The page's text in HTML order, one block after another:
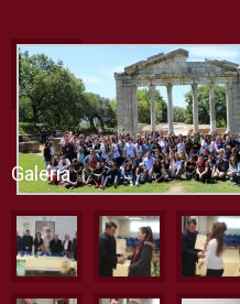
Galeria